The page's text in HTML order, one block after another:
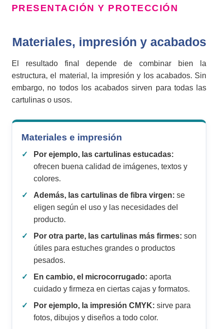
PRESENTACIÓN Y PROTECCIÓN
Materiales, impresión y acabados
El resultado final depende de combinar bien la
estructura, el material, la impresión y los acabados. Sin
embargo, no todos los acabados sirven para todas las
cartulinas o usos.
Materiales e impresión
Por ejemplo, las cartulinas estucadas:
ofrecen buena calidad de imágenes, textos y
colores.
Además, las cartulinas de fibra virgen: se
eligen según el uso y las necesidades del
producto.
Por otra parte, las cartulinas más firmes: son
útiles para estuches grandes o productos
pesados.
En cambio, el microcorrugado: aporta
cuidado y firmeza en ciertas cajas y formatos.
Por ejemplo, la impresión CMYK: sirve para
fotos, dibujos y diseños a todo color.